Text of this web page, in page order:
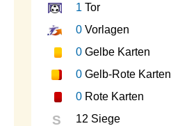
1 Tor
0Vorlagen
0Gelbe Karten
0Gelb-Rote Karten
0Rote Karten
S 12 Siege